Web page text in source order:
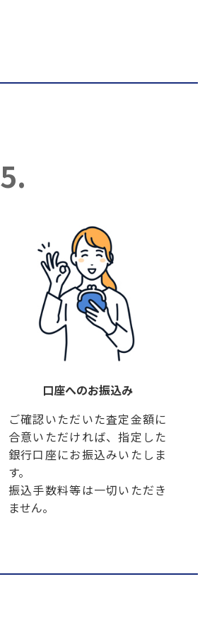
5.
口座へのお振込み
ご確認いただいた査定金額に
合意いただければ、指定した
銀行口座にお振込みいたしま
す。
振込手数料等は一切いただき
ません。